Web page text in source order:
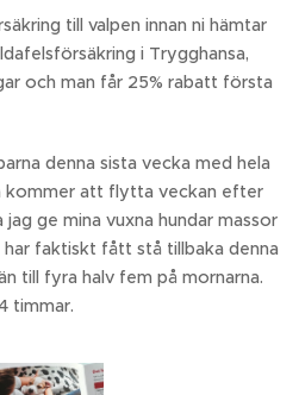
till valpen innan ni hämtar
i Trygghansa,
och man får 25% rabatt första
denna sista vecka med hela
kommer att flytta veckan efter
ge mina vuxna hundar massor
faktiskt fått stå tillbaka denna
till fyra halv fem på mornarna.
timmar.